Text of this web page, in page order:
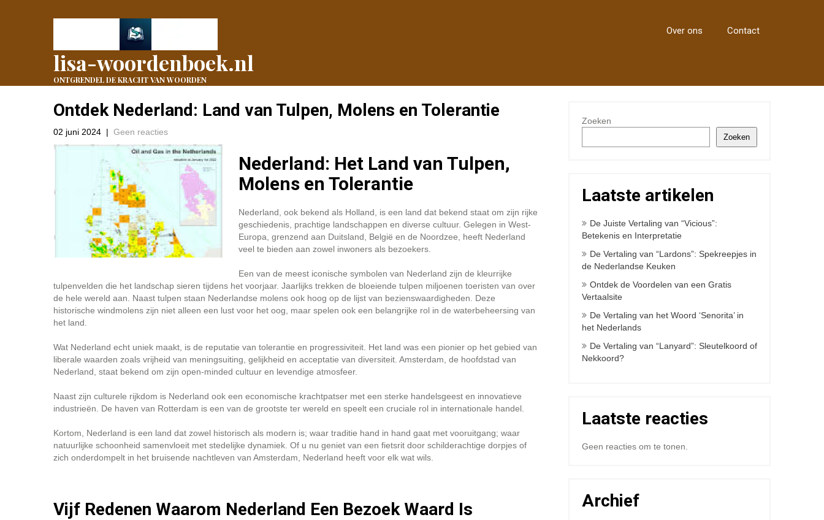
lisa-woordenboek.nl
ONTGRENDEL DE KRACHT VAN WOORDEN
Over ons Contact
Ontdek Nederland: Land van Tulpen, Molens en Tolerantie
02 juni 2024 | Geen reacties
Nederland: Het Land van Tulpen,
Molens en Tolerantie
Nederland, ook bekend als Holland, is een land dat bekend staat om zijn rijke
geschiedenis, prachtige landschappen en diverse cultuur. Gelegen in West-
Europa, grenzend aan Duitsland, België en de Noordzee, heeft Nederland
veel te bieden aan zowel inwoners als bezoekers.
Een van de meest iconische symbolen van Nederland zijn de kleurrijke
tulpenvelden die het landschap sieren tijdens het voorjaar. Jaarlijks trekken de bloeiende tulpen miljoenen toeristen van over
de hele wereld aan. Naast tulpen staan Nederlandse molens ook hoog op de lijst van bezienswaardigheden. Deze
historische windmolens zijn niet alleen een lust voor het oog, maar spelen ook een belangrijke rol in de waterbeheersing van
het land.
Wat Nederland echt uniek maakt, is de reputatie van tolerantie en progressiviteit. Het land was een pionier op het gebied van
liberale waarden zoals vrijheid van meningsuiting, gelijkheid en acceptatie van diversiteit. Amsterdam, de hoofdstad van
Nederland, staat bekend om zijn open-minded cultuur en levendige atmosfeer.
Naast zijn culturele rijkdom is Nederland ook een economische krachtpatser met een sterke handelsgeest en innovatieve
industrieën. De haven van Rotterdam is een van de grootste ter wereld en speelt een cruciale rol in internationale handel.
Kortom, Nederland is een land dat zowel historisch als modern is; waar traditie hand in hand gaat met vooruitgang; waar
natuurlijke schoonheid samenvloeit met stedelijke dynamiek. Of u nu geniet van een fietsrit door schilderachtige dorpjes of
zich onderdompelt in het bruisende nachtleven van Amsterdam, Nederland heeft voor elk wat wils.
Vijf Redenen Waarom Nederland Een Bezoek Waard Is
Zoeken
Zoeken
Laatste artikelen
De Juiste Vertaling van “Vicious”:
Betekenis en Interpretatie
De Vertaling van “Lardons”: Spekreepjes in
de Nederlandse Keuken
Ontdek de Voordelen van een Gratis
Vertaalsite
De Vertaling van het Woord ‘Senorita’ in
het Nederlands
De Vertaling van “Lanyard”: Sleutelkoord of
Nekkoord?
Laatste reacties
Geen reacties om te tonen.
Archief